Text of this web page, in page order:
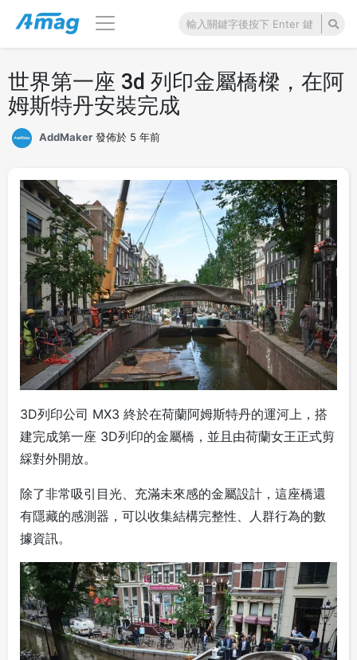
世界第一座 3d 列印金屬橋樑，在阿
姆斯特丹安裝完成
AddMaker 發佈於 5 年前
3D列印公司 MX3 終於在荷蘭阿姆斯特丹的運河上，搭
建完成第一座 3D列印的金屬橋，並且由荷蘭女王正式剪
綵對外開放。
除了非常吸引目光、充滿未來感的金屬設計，這座橋還
有隱藏的感測器，可以收集結構完整性、人群行為的數
據資訊。